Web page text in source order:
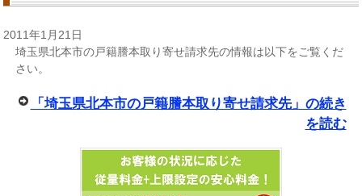
2011年1月21日
埼玉県北本市の戸籍謄本取り寄せ請求先の情報は以下をご覧くだ
さい。
「埼玉県北本市の戸籍謄本取り寄せ請求先」の続き
を読む